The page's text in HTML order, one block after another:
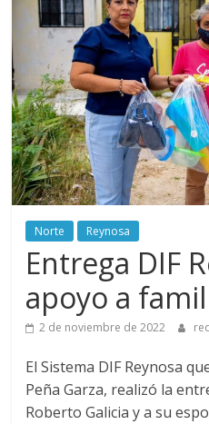
Norte Reynosa
Entrega DIF
apoyo a
2 de noviembre de 2022
El Sistema DIF Reynosa
Peña Garza, realizó la
Roberto Galicia y a su